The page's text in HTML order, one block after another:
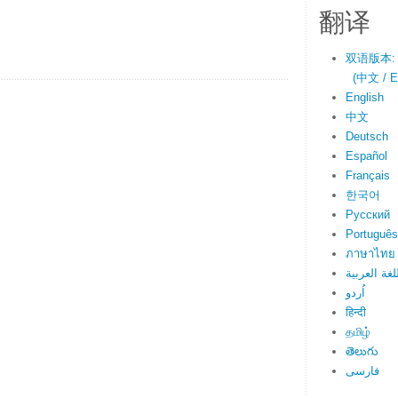
翻译
双语版本:
(中文 /
English
中文
Deutsch
Español
Français
한국어
Русский
Português
ภาษาไทย
العربية
اُردو
हिन्दी
தமிழ்
తెలుగు
فارسی